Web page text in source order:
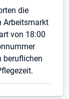
die
Arbeitsmarkt
von 18:00
beruflichen